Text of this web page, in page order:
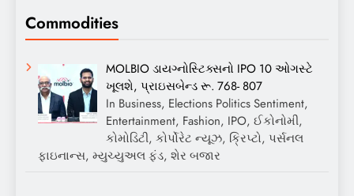
Commodities
MOLBIO ડાયગ્નોસ્ટિક્સનો IPO 10 ઓગસ્ટે
ખૂલશે, પ્રાઇસબેન્ડ રૂ. 768- 807
In Business, Elections Politics Sentiment,
Entertainment, Fashion, IPO, ઈકોનોમી,
કોમોડિટી, કોર્પોરેટ ન્યૂઝ, ક્રિપ્ટો, પર્સનલ
ફાઇનાન્સ, મ્યુચ્યુઅલ ફંડ, શેર બજાર